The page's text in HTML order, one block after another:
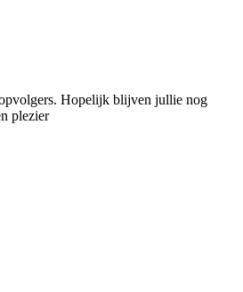
Hopelijk blijven jullie nog
plezier